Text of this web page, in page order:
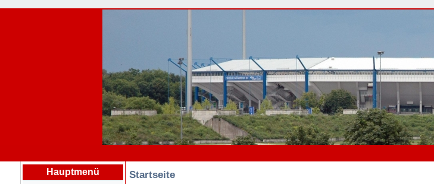
Hauptmenü Startseite